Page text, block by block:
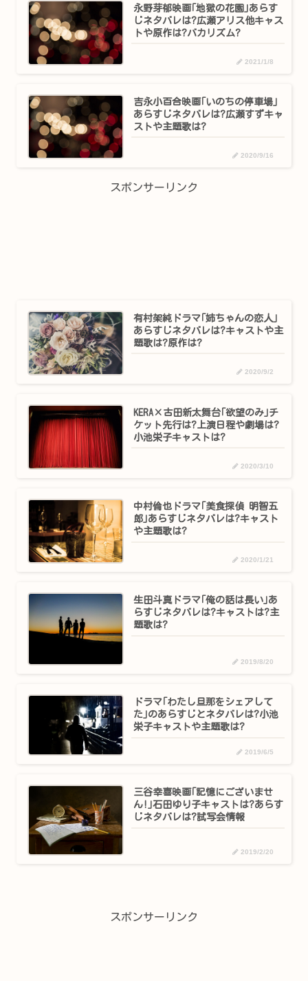
永野芽郁映画｢地獄の花園｣あらす
じネタバレは?広瀬アリス他キャス
トや原作は?バカリズム?
2021/1/8
吉永小百合映画｢いのちの停車場｣
あらすじネタバレは?広瀬すずキャ
ストや主題歌は?
2020/9/16
スポンサーリンク
有村架純ドラマ｢姉ちゃんの恋人｣
あらすじネタバレは?キャストや主
題歌は?原作は?
2020/9/2
KERA×古田新太舞台｢欲望のみ｣チ
ケット先行は?上演日程や劇場は?
小池栄子キャストは?
2020/3/10
中村倫也ドラマ｢美食探偵 明智五
郎｣あらすじネタバレは?キャスト
や主題歌は?
2020/1/21
生田斗真ドラマ｢俺の話は長い｣あ
らすじネタバレは?キャストは?主
題歌は?
2019/8/20
ドラマ｢わたし旦那をシェアして
た｣のあらすじとネタバレは?小池
栄子キャストや主題歌は?
2019/6/5
三谷幸喜映画｢記憶にございませ
ん!｣石田ゆり子キャストは?あらす
じネタバレは?試写会情報
2019/2/20
スポンサーリンク